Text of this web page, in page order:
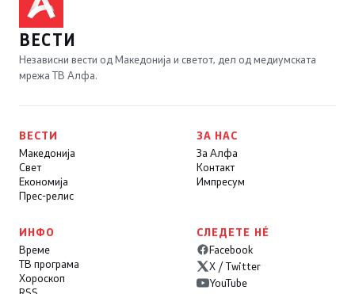
ВЕСТИ
Независни вести од Македонија и светот, дел од медиумската
мрежа ТВ Алфа.
ВЕСТИ
Македонија
Свет
Економија
Прес-релис
ЗА НАС
За Алфа
Контакт
Импресум
ИНФО
Време
ТВ програма
Хороскоп
СЛЕДЕТЕ НÉ
Facebook
X / Twitter
YouTube